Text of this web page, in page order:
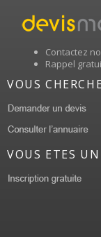
Contactez
Rappel
VOUS
VOUS ETES UN